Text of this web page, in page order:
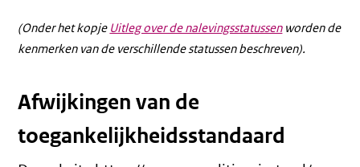
(Onder het kopje Uitleg over de nalevingsstatussenworden de
kenmerken van de verschillende statussen beschreven).
Afwijkingen van de
toegankelijkheidsstandaard